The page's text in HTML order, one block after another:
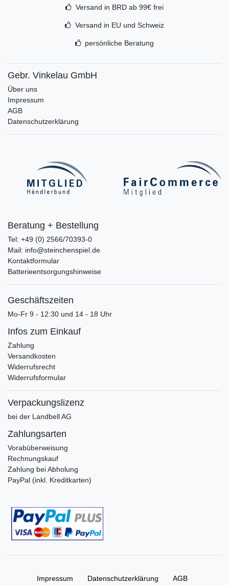
Versand in BRD ab 99€ frei
Versand in EU und Schweiz
persönliche Beratung
Gebr. Vinkelau GmbH
Über uns
Impressum
AGB
Datenschutzerklärung
Beratung + Bestellung
Tel: +49 (0) 2566/70393-0
Mail: info@steinchenspiel.de
Kontaktformular
Batterieentsorgungshinweise
Geschäftszeiten
Mo-Fr 9 - 12:30 und 14 - 18 Uhr
Infos zum Einkauf
Zahlung
Versandkosten
Widerrufsrecht
Widerrufsformular
Verpackungslizenz
bei der Landbell AG
Zahlungsarten
Vorabüberweisung
Rechnungskauf
Zahlung bei Abholung
PayPal (inkl. Kreditkarten)
Impressum Daten­schutz­erklärung AGB